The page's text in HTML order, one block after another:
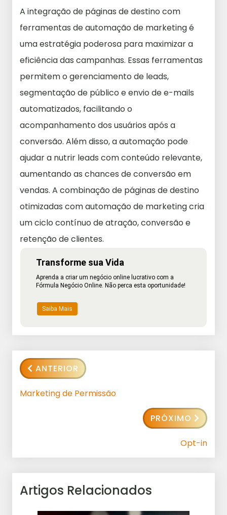
A integração de páginas de destino com
ferramentas de automação de marketing é
uma estratégia poderosa para maximizar a
eficiência das campanhas. Essas ferramentas
permitem o gerenciamento de leads,
segmentação de público e envio de e-mails
automatizados, facilitando o
acompanhamento dos usuários após a
conversão. Além disso, a automação pode
ajudar a nutrir leads com conteúdo relevante,
aumentando as chances de conversão em
vendas. A combinação de páginas de destino
otimizadas com automação de marketing cria
um ciclo contínuo de atração, conversão e
retenção de clientes.
Transforme sua Vida
Aprenda a criar um negócio online lucrativo com a
Fórmula Negócio Online. Não perca esta oportunidade!
Saiba Mais
ANTERIOR
Marketing de Permissão
PRÓXIMO
Opt-in
Artigos Relacionados